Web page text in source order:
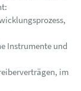
Instrumente und
im